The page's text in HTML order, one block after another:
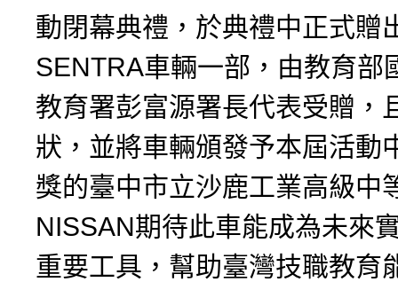
動閉幕典禮，於典禮中正式贈
SENTRA車輛一部，由教育部
教育署彭富源署長代表受贈，
狀，並將車輛頒發予本屆活動
獎的臺中市立沙鹿工業高級中
NISSAN期待此車能成為未來
重要工具，幫助臺灣技職教育